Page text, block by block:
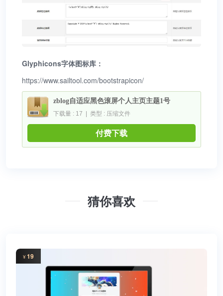
Glyphicons字体图标库：
https://www.sailtool.com/bootstrapicon/
zblog自适应黑色滚屏个人主页主题1号
下载量 : 17 | 类型 : 压缩文件
付费下载
猜你喜欢
¥19